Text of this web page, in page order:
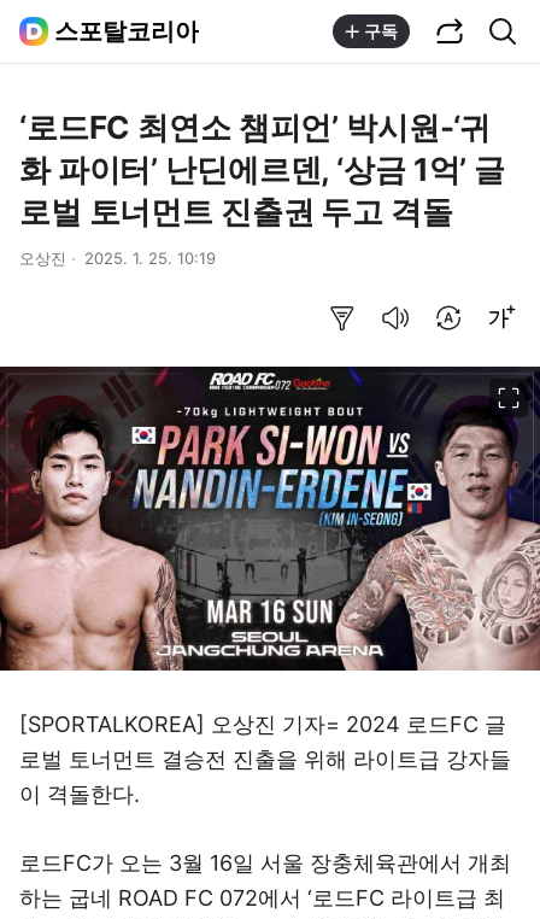
스포탈코리아 구독
‘로드FC 최연소 챔피언’ 박시원-‘귀
화 파이터’ 난딘에르덴, ‘상금 1억’ 글
로벌 토너먼트 진출권 두고 격돌
오상진 2025. 1. 25. 10:19
[SPORTALKOREA] 오상진 기자= 2024 로드FC 글
로벌 토너먼트 결승전 진출을 위해 라이트급 강자들
이 격돌한다.
로드FC가 오는 3월 16일 서울 장충체육관에서 개최
하는 굽네 ROAD FC 072에서 ‘로드FC 라이트급 최